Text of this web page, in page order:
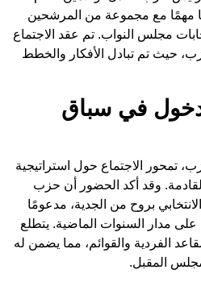
مهمًا مع مجموعة من المرشحين
مجلس النواب. تم عقد الاجتماع
حيث تم تبادل الأفكار والخطط
في سباق
تمحور الاجتماع حول استراتيجية
وقد أكد الحضور أن حزب
بروح من الجدية، مدعومًا
على مدار السنوات الماضية. يتطلع
الفردية والقوائم، مما يضمن له
المقبل.